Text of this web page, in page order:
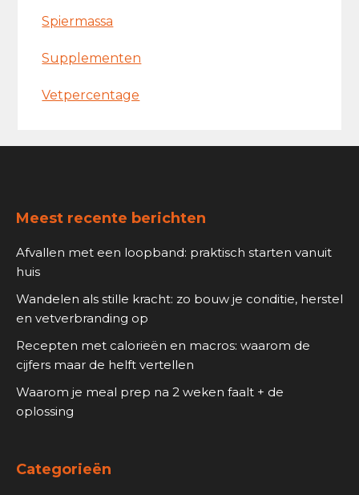
Spiermassa
Supplementen
Vetpercentage
Meest recente berichten
Afvallen met een loopband: praktisch starten vanuit
huis
Wandelen als stille kracht: zo bouw je conditie, herstel
en vetverbranding op
Recepten met calorieën en macros: waarom de
cijfers maar de helft vertellen
Waarom je meal prep na 2 weken faalt + de
oplossing
Categorieën